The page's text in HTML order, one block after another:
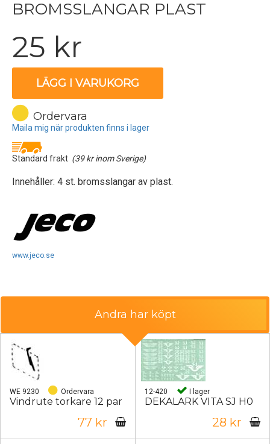
BROMSSLANGAR PLAST
25 kr
LÄGG I VARUKORG
Ordervara
Maila mig när produkten finns i lager
Standard frakt (39 kr inom Sverige)
Innehåller: 4 st. bromsslangar av plast.
www.jeco.se
Andra har köpt
WE 9230 Ordervara
Vindrute torkare 12 par
77 kr
12-420 I lager
DEKALARK VITA SJ H0
28 kr